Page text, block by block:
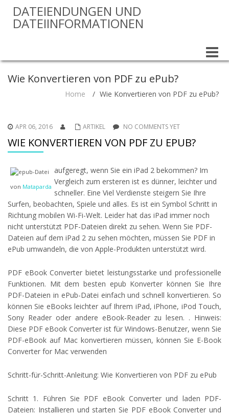
DATEIENDUNGEN UND
DATEIINFORMATIONEN
Toggle
Wie Konvertieren von PDF zu ePub?
Home / Wie Konvertieren von PDF zu ePub?
APR 06, 2016 ARTIKEL NO COMMENTS YET
WIE KONVERTIEREN VON PDF ZU EPUB?
von Mataparda
aufgeregt, wenn Sie ein iPad 2 bekommen? Im
Vergleich zum ersteren ist es dünner, leichter und
schneller. Eine Viel Verdienste steigern Sie Ihre
Surfen, beobachten, Spiele und alles. Es ist ein Symbol Schritt in
Richtung mobilen Wi-Fi-Welt. Leider hat das iPad immer noch
nicht unterstützt PDF-Dateien direkt zu sehen. Wenn Sie PDF-
Dateien auf dem iPad 2 zu sehen möchten, müssen Sie PDF in
ePub umwandeln, die von Apple-Produkten unterstützt wird.
PDF eBook Converter bietet leistungsstarke und professionelle
Funktionen. Mit dem besten epub Konverter können Sie Ihre
PDF-Dateien in ePub-Datei einfach und schnell konvertieren. So
können Sie eBooks leichter auf Ihrem iPad, iPhone, iPod Touch,
Sony Reader oder andere eBook-Reader zu lesen. . Hinweis:
Diese PDF eBook Converter ist für Windows-Benutzer, wenn Sie
PDF-eBook auf Mac konvertieren müssen, können Sie E-Book
Converter for Mac verwenden
Schritt-für-Schritt-Anleitung: Wie Konvertieren von PDF zu ePub
Schritt 1. Führen Sie PDF eBook Converter und laden PDF-
Dateien: Installieren und starten Sie PDF eBook Converter und